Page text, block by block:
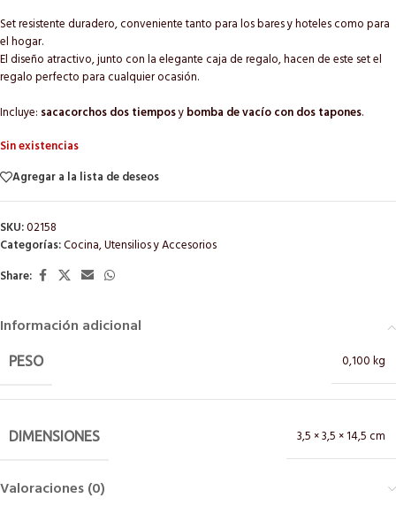
Set resistente duradero, conveniente tanto para los bares y hoteles como para
el hogar.
El diseño atractivo, junto con la elegante caja de regalo, hacen de este set el
regalo perfecto para cualquier ocasión.
Incluye: sacacorchos dos tiemposybomba de vacío con dos tapones.
Sin existencias
Agregar a la lista de deseos
SKU:02158
Categorías:Cocina,Utensilios y Accesorios
Share:
Información adicional
PESO 0,100 kg
DIMENSIONES 3,5 × 3,5 × 14,5 cm
Valoraciones (0)